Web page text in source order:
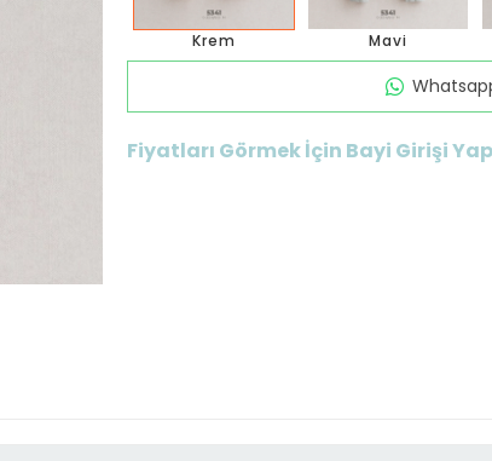
Krem Mavi
Fiyatları Görmek İçin Bayi Girişi